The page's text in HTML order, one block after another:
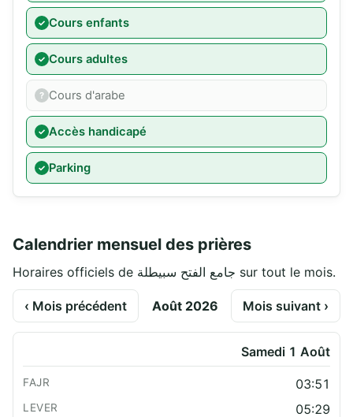
Cours enfants
Cours adultes
Cours d'arabe
Accès handicapé
Parking
Calendrier mensuel des prières
Horaires officiels de جامع الفتح سبيطلة sur tout le mois.
‹ Mois précédent Août 2026 Mois suivant ›
Samedi 1 Août
03:51
05:29